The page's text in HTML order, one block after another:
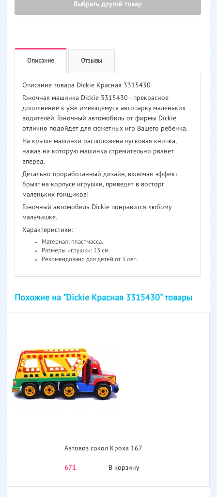
Выбрать другой товар
Описание Отзывы
Описание товара Dickie Красная 3315430
Гоночная машинка Dickie 3315430 - прекрасное
дополнение к уже имеющемуся автопарку маленьких
водителей. Гоночный автомобиль от фирмы Dickie
отлично подойдет для сюжетных игр Вашего ребенка.
На крыше машинки расположена пусковая кнопка,
нажав на которую машинка стремительно рванет
вперед.
Детально проработанный дизайн, включая эффект
брызг на корпусе игрушки, приведет в восторг
маленьких гонщиков!
Гоночный автомобиль Dickie понравится любому
мальчишке.
Характеристики:
Материал: пластмасса.
Размеры игрушки: 13 см.
Рекомендовано для детей от 3 лет.
Похожие на "Dickie Красная 3315430" товары
Автовоз сокол Кроха 167
671 В корзину